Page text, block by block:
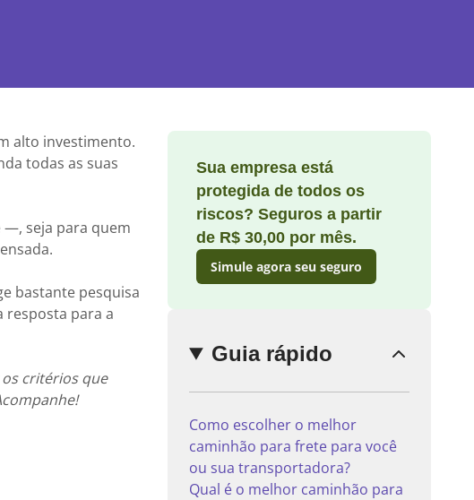
alto investimento.
todas as suas
seja para quem
bastante pesquisa
resposta para a
critérios que
Sua empresa está
protegida de todos os
riscos? Seguros a partir
de R$ 30,00 por mês.
Simule agora seu seguro
Guia rápido
Como escolher o melhor
caminhão para frete para você
ou sua transportadora?
Qual é o melhor caminhão para